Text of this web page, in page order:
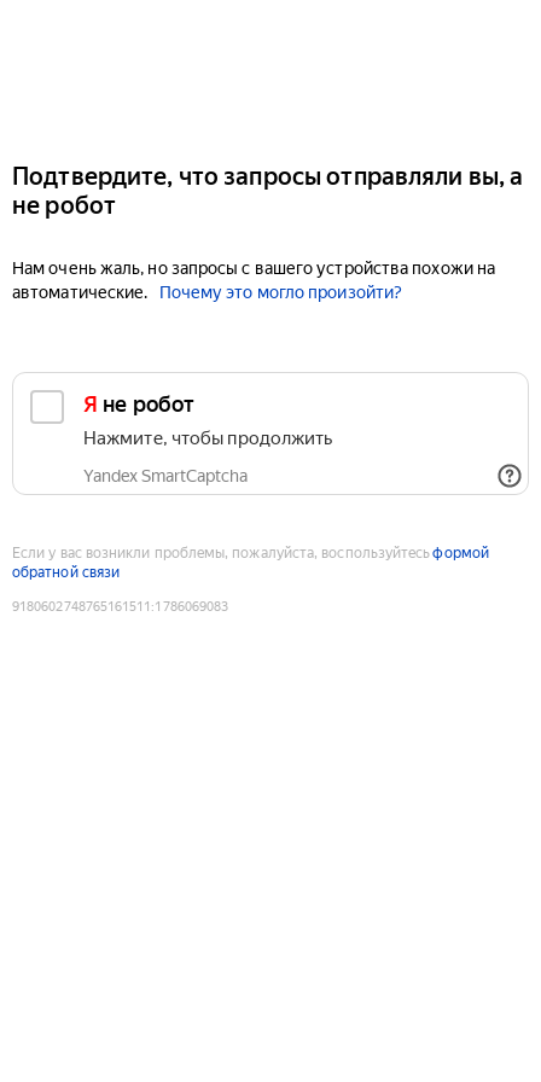
Подтвердите, что запросы отправляли вы, а
не робот
Нам очень жаль, но запросы с вашего устройства похожи на
автоматические.
Почему это могло произойти?
Я не робот
Нажмите, чтобы продолжить
Yandex SmartCaptcha
Если у вас возникли проблемы, пожалуйста, воспользуйтесьформой
обратной связи
9180602748765161511 :1786069083